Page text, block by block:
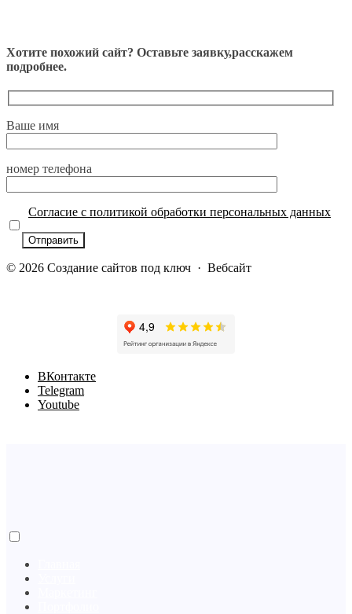
Хотите похожий сайт? Оставьте заявку,расскажем
подробнее.
Ваше имя
номер телефона
Согласие с политикой обработки персональных данных
© 2026 Cоздание сайтов под ключ · Вебсайт
BКонтакте
Telegram
Youtube